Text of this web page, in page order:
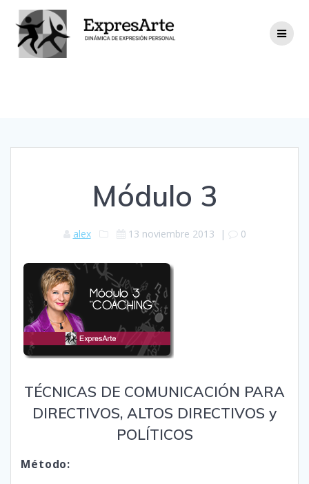
Módulo 3
alex 13 noviembre 2013 | 0
TÉCNICAS DE COMUNICACIÓN PARA
DIRECTIVOS, ALTOS DIRECTIVOS y
POLÍTICOS
Método: